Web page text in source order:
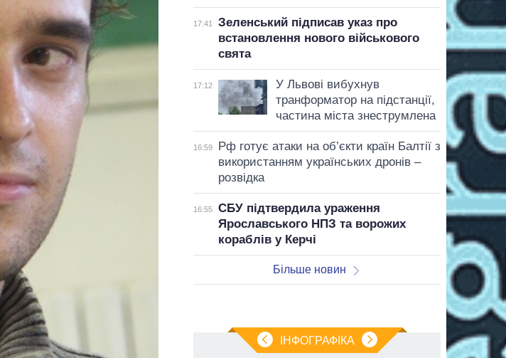
17:41
Зеленський підписав указ про
встановлення нового військового
свята
17:12
У Львові вибухнув
транформатор на підстанції,
частина міста знеструмлена
16:59
Рф готує атаки на об’єкти країн Балтії з
використанням українських дронів –
розвідка
16:55
СБУ підтвердила ураження
Ярославського НПЗ та ворожих
кораблів у Керчі
Більше новин
ІНФОГРАФІКА